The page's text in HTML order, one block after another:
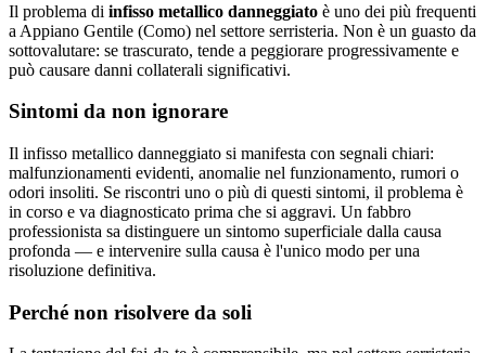
Il problema di infisso metallico danneggiato è uno dei più frequenti
a Appiano Gentile (Como) nel settore serristeria. Non è un guasto da
sottovalutare: se trascurato, tende a peggiorare progressivamente e
può causare danni collaterali significativi.
Sintomi da non ignorare
Il infisso metallico danneggiato si manifesta con segnali chiari:
malfunzionamenti evidenti, anomalie nel funzionamento, rumori o
odori insoliti. Se riscontri uno o più di questi sintomi, il problema è
in corso e va diagnosticato prima che si aggravi. Un fabbro
professionista sa distinguere un sintomo superficiale dalla causa
profonda — e intervenire sulla causa è l'unico modo per una
risoluzione definitiva.
Perché non risolvere da soli